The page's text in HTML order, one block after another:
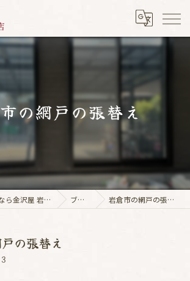
の網戸の張替え
岩倉市の張替えなら金沢屋 岩倉店 ブログ 岩倉市の網戸の張替え
の張替え